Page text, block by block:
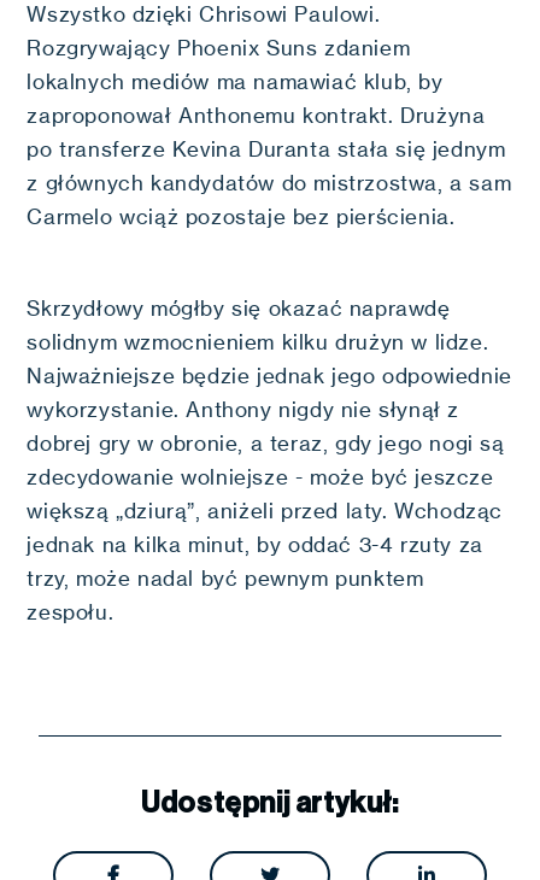
Wszystko dzięki Chrisowi Paulowi.
Rozgrywający Phoenix Suns zdaniem
lokalnych mediów ma namawiać klub, by
zaproponował Anthonemu kontrakt. Drużyna
po transferze Kevina Duranta stała się jednym
z głównych kandydatów do mistrzostwa, a sam
Carmelo wciąż pozostaje bez pierścienia.
Skrzydłowy mógłby się okazać naprawdę
solidnym wzmocnieniem kilku drużyn w lidze.
Najważniejsze będzie jednak jego odpowiednie
wykorzystanie. Anthony nigdy nie słynął z
dobrej gry w obronie, a teraz, gdy jego nogi są
zdecydowanie wolniejsze - może być jeszcze
większą „dziurą”, aniżeli przed laty. Wchodząc
jednak na kilka minut, by oddać 3-4 rzuty za
trzy, może nadal być pewnym punktem
zespołu.
Udostępnij artykuł:
  